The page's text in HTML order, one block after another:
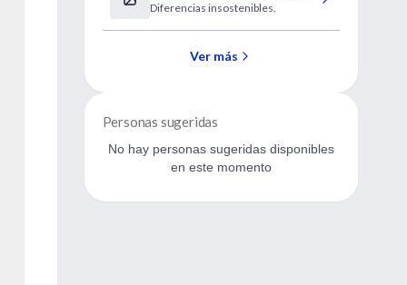
negros de EE UU es como la
de Libia
Diferencias insostenibles.
Ver más
Personas sugeridas
No hay personas sugeridas disponibles
en este momento